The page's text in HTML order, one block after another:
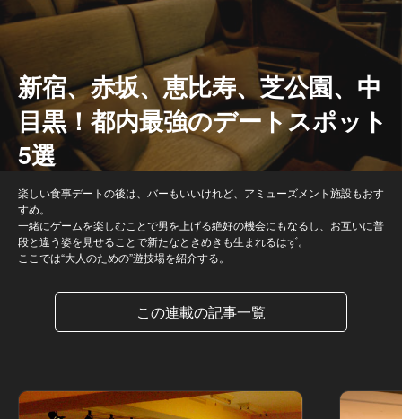
新宿、赤坂、恵比寿、芝公園、中
目黒！都内最強のデートスポット
5選
楽しい食事デートの後は、バーもいいけれど、アミューズメント施設もおす
すめ。
一緒にゲームを楽しむことで男を上げる絶好の機会にもなるし、お互いに普
段と違う姿を見せることで新たなときめきも生まれるはず。
ここでは“大人のための”遊技場を紹介する。
この連載の記事一覧